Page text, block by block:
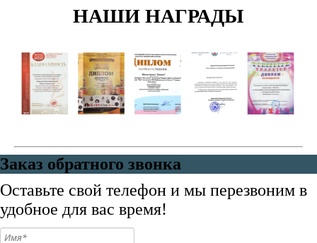
НАШИ НАГРАДЫ
Заказ обратного звонка
Оставьте свой телефон и мы перезвоним в
удобное для вас время!